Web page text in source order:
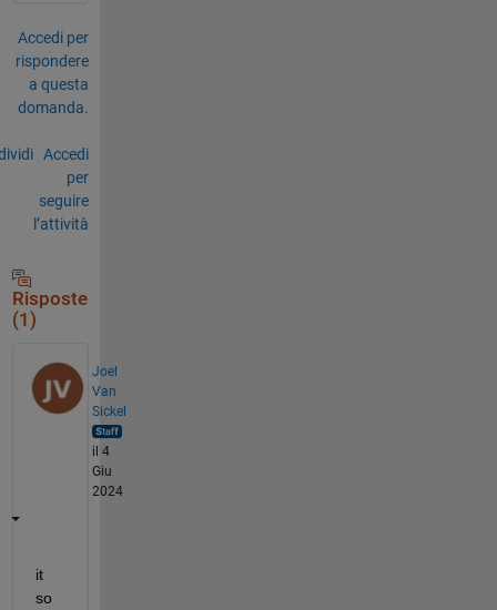
Accedi per
rispondere
a questa
domanda.
Accedi
per
seguire
l’attività
Risposte
(1)
Joel
Van
Sickel
il 4
Giu
2024
it
so